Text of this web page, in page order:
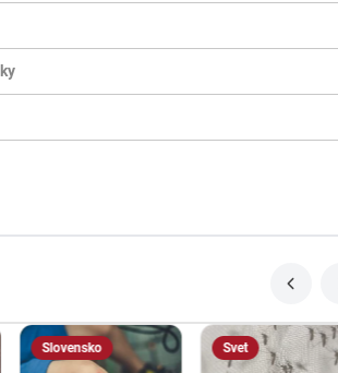
Slovensko Svet